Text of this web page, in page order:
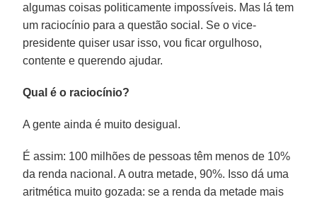
algumas coisas politicamente impossíveis. Mas lá tem
um raciocínio para a questão social. Se o vice-
presidente quiser usar isso, vou ficar orgulhoso,
contente e querendo ajudar.
Qual é o raciocínio?
A gente ainda é muito desigual.
É assim: 100 milhões de pessoas têm menos de 10%
da renda nacional. A outra metade, 90%. Isso dá uma
aritmética muito gozada: se a renda da metade mais